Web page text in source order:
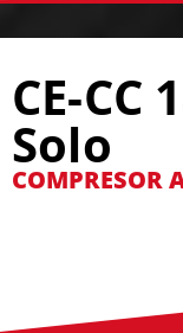
CE-CC
Solo
COMPRESOR